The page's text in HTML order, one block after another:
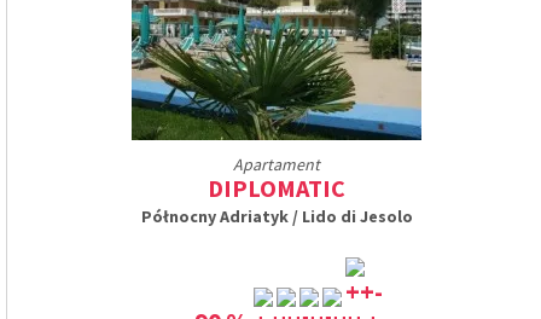
Apartament
DIPLOMATIC
Północny Adriatyk / Lido di Jesolo